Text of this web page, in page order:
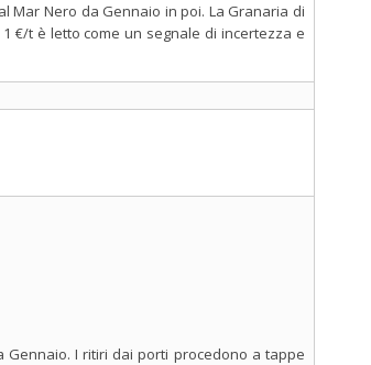
Mar Nero da Gennaio in poi. La Granaria di
€/t è letto come un segnale di incertezza e
I ritiri dai porti procedono a tappe